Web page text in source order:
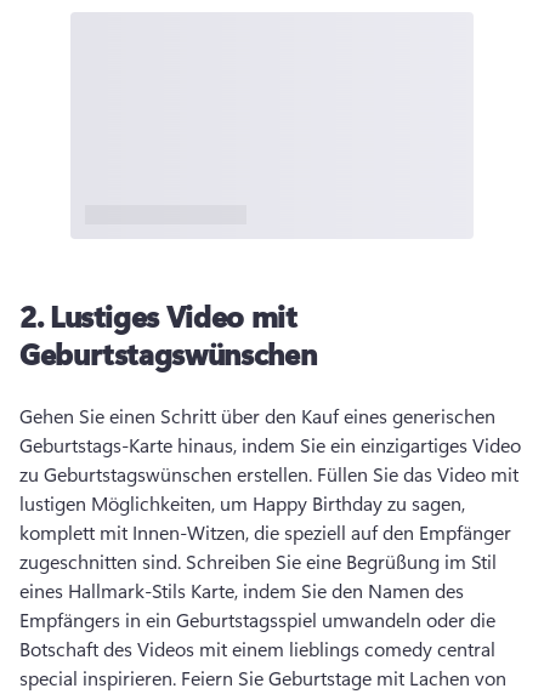
2.Lustiges Video mit
Geburtstagswünschen
Gehen Sie einen Schritt über den Kauf eines generischen
Geburtstags-Karte hinaus, indem Sie ein einzigartiges Video
zu Geburtstagswünschen erstellen. Füllen Sie das Video mit
lustigen Möglichkeiten, um Happy Birthday zu sagen,
komplett mit Innen-Witzen, die speziell auf den Empfänger
zugeschnitten sind. Schreiben Sie eine Begrüßung im Stil
eines Hallmark-Stils Karte, indem Sie den Namen des
Empfängers in ein Geburtstagsspiel umwandeln oder die
Botschaft des Videos mit einem lieblings comedy central
special inspirieren. Feiern Sie Geburtstage mit Lachen von